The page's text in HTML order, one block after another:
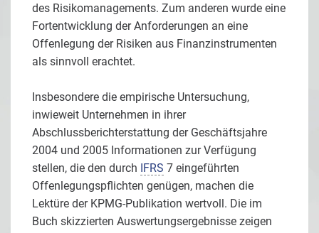
des Risikomanagements. Zum anderen wurde eine
Fortentwicklung der Anforderungen an eine
Offenlegung der Risiken aus Finanzinstrumenten
als sinnvoll erachtet.
Insbesondere die empirische Untersuchung,
inwieweit Unternehmen in ihrer
Abschlussberichterstattung der Geschäftsjahre
2004 und 2005 Informationen zur Verfügung
stellen, die den durch IFRS 7 eingeführten
Offenlegungspflichten genügen, machen die
Lektüre der KPMG-Publikation wertvoll. Die im
Buch skizzierten Auswertungsergebnisse zeigen